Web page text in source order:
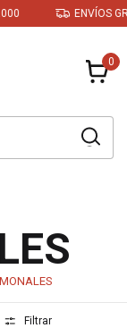
ENVÍOS
0
Filtrar